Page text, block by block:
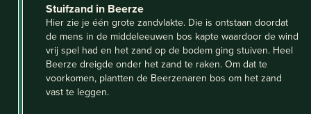
Stuifzand in Beerze
Hier zie je één grote zandvlakte. Die is ontstaan doordat
de mens in de middeleeuwen bos kapte waardoor de wind
vrij spel had en het zand op de bodem ging stuiven. Heel
Beerze dreigde onder het zand te raken. Om dat te
voorkomen, plantten de Beerzenaren bos om het zand
vast te leggen.